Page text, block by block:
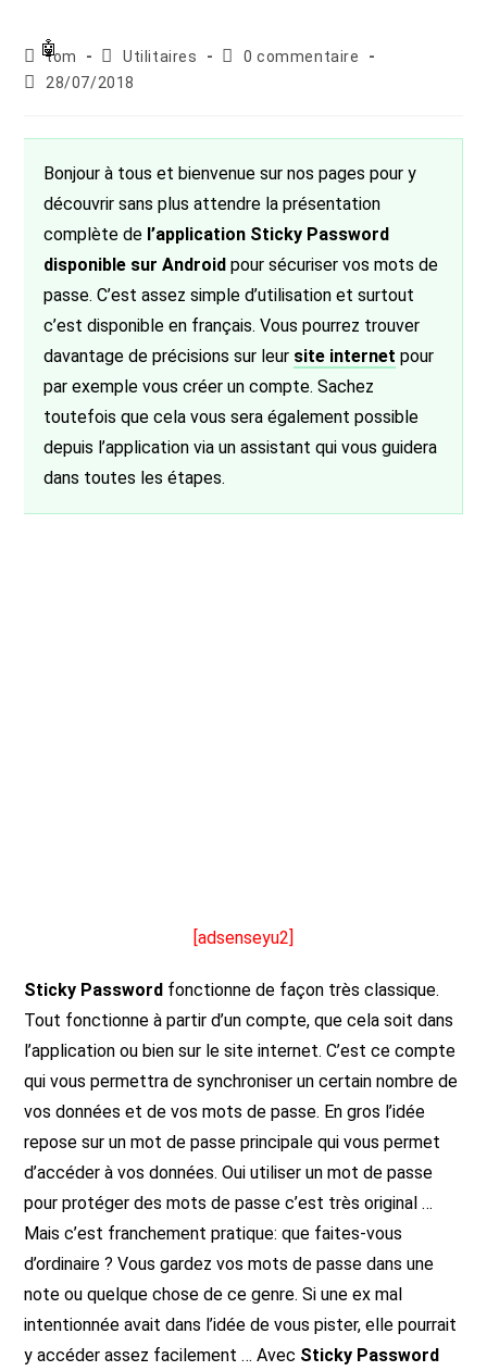
Auteur/autrice
de
tom
Post
category:
Utilitaires
Commentaires
0 commentaire
Publication
28/07/2018
Bonjour à tous et bienvenue sur nos pages pour y
découvrir sans plus attendre la présentation
complète de l’application Sticky Password
disponible sur Android pour sécuriser vos mots de
passe. C’est assez simple d’utilisation et surtout
c’est disponible en français. Vous pourrez trouver
davantage de précisions sur leur site internet pour
par exemple vous créer un compte. Sachez
toutefois que cela vous sera également possible
depuis l’application via un assistant qui vous guidera
dans toutes les étapes.
[adsenseyu2]
Sticky Password fonctionne de façon très classique.
Tout fonctionne à partir d’un compte, que cela soit dans
l’application ou bien sur le site internet. C’est ce compte
qui vous permettra de synchroniser un certain nombre de
vos données et de vos mots de passe. En gros l’idée
repose sur un mot de passe principale qui vous permet
d’accéder à vos données. Oui utiliser un mot de passe
pour protéger des mots de passe c’est très original …
Mais c’est franchement pratique: que faites-vous
d’ordinaire ? Vous gardez vos mots de passe dans une
note ou quelque chose de ce genre. Si une ex mal
intentionnée avait dans l’idée de vous pister, elle pourrait
y accéder assez facilement … Avec Sticky Password